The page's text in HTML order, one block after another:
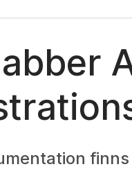
finns